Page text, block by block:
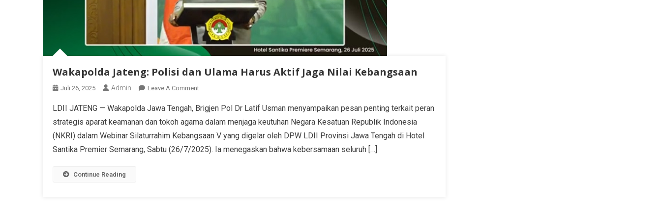
Wakapolda Jateng: Polisi dan Ulama Harus Aktif Jaga Nilai Kebangsaan
Juli 26, 2025 Admin Leave A Comment
LDII JATENG — Wakapolda Jawa Tengah, Brigjen Pol Dr Latif Usman menyampaikan pesan penting terkait peran
strategis aparat keamanan dan tokoh agama dalam menjaga keutuhan Negara Kesatuan Republik Indonesia
(NKRI) dalam Webinar Silaturrahim Kebangsaan V yang digelar oleh DPW LDII Provinsi Jawa Tengah di Hotel
Santika Premier Semarang, Sabtu (26/7/2025). Ia menegaskan bahwa kebersamaan seluruh […]
Continue Reading